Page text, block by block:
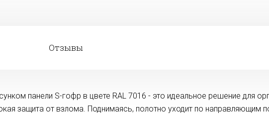
Отзывы
панели S-гофр в цвете RAL 7016 - это идеальное решение для
защита от взлома. Поднимаясь, полотно уходит по направляющим